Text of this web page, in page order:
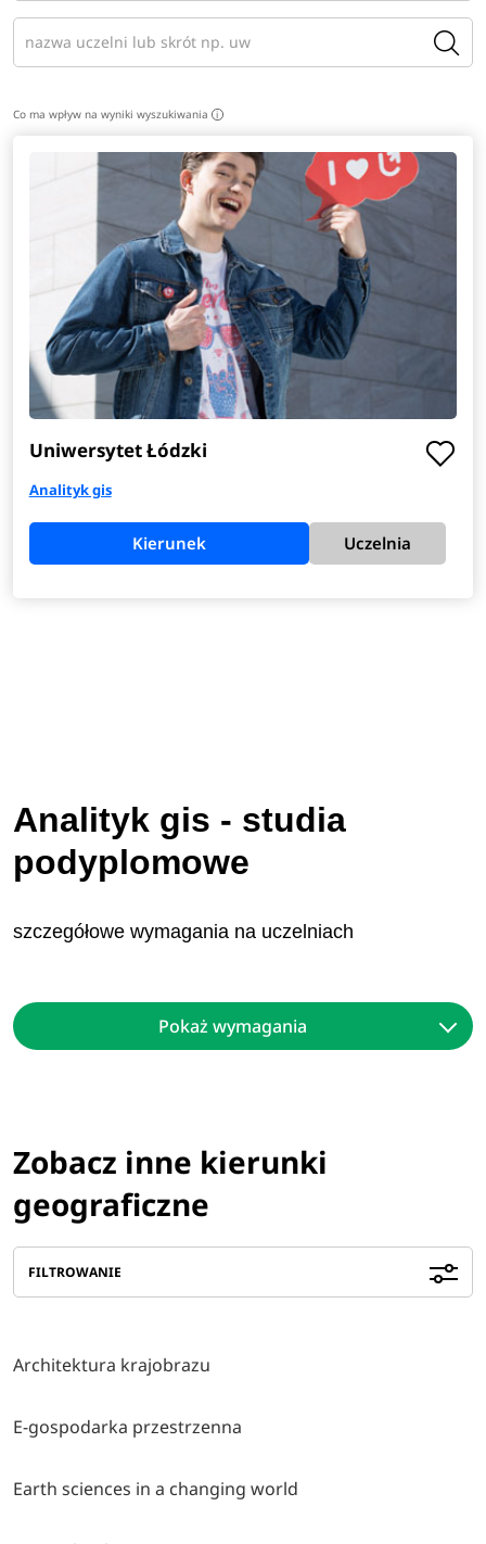
Co ma wpływ na wyniki wyszukiwania i
Uniwersytet Łódzki
Analityk gis
Kierunek Uczelnia
Analityk gis - studia
podyplomowe
szczegółowe wymagania na uczelniach
Pokaż wymagania
Zobacz inne kierunki
geograficzne
FILTROWANIE
Architektura krajobrazu
E-gospodarka przestrzenna
Earth sciences in a changing world